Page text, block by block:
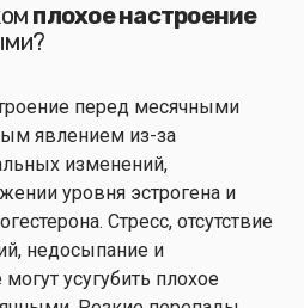
плохое настроение
перед месячными
явлением из-за
изменений,
уровня эстрогена и
Стресс, отсутствие
недосыпание и
усугубить плохое